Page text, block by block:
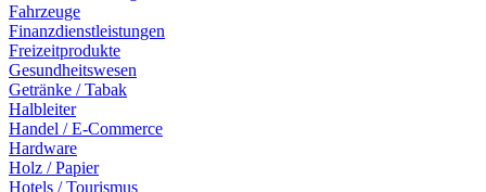
Fahrzeuge
Finanzdienstleistungen
Freizeitprodukte
Gesundheitswesen
Getränke / Tabak
Halbleiter
Handel / E-Commerce
Hardware
Holz / Papier
Hotels / Tourismus